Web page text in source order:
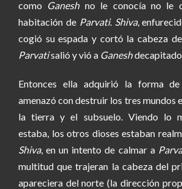
como Ganeshno le conocía no le
habitación de Parvati. Shiva,
cogió su espada y cortó la cabeza de
Parvatisalió y vió a Ganeshdecapitado
Entonces ella adquirió la forma
amenazó con destruir los tres mundos
la tierra y el subsuelo. Viendo lo
estaba, los otros dioses estaban
Shiva, en un intento de calmar a
multitud que trajeran la cabeza del
apareciera del norte (la dirección